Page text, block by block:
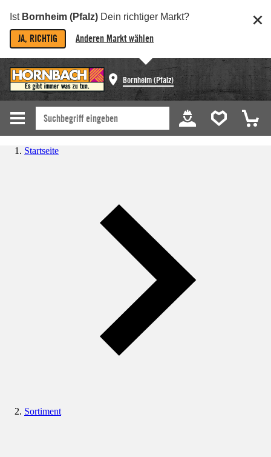
Ist Bornheim (Pfalz) Dein richtiger Markt?
JA, RICHTIG Anderen Markt wählen
Bornheim (Pfalz)
Startseite
Sortiment